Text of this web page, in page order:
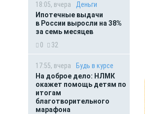
18:05, вчера
Деньги
Ипотечные выдачи
в России выросли на 38%
за семь месяцев
0
32
17:55, вчера
Будь в курсе
На доброе дело: НЛМК
окажет помощь детям по
итогам
благотворительного
марафона